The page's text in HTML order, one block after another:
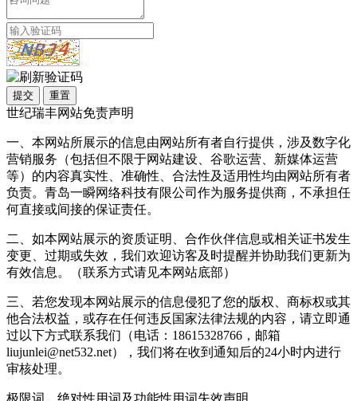
提交 重置
世纪瑞丰网站免责声明
一、本网站所展示的信息由网站所有者自行提供，涉及数字化
营销服务（包括但不限于网站建设、谷歌运营、新媒体运营
等）的内容真实性、准确性、合法性及适用性均由网站所有者
负责。青岛一瞬网络科技有限公司作为服务提供商，不承担任
何直接或间接的保证责任。
二、如本网站展示的资质证明、合作伙伴信息或相关证书发生
变更、过期或失效，我们欢迎访客及时提醒并协助我们更新为
有效信息。（联系方式请见本网站底部）
三、若您发现本网站展示的信息侵犯了您的版权、商标权或其
他合法权益，或存在任何违反国家法律法规的内容，请立即通
过以下方式联系我们（电话：18615328766，邮箱
liujunlei@net532.net），我们将在收到通知后的24小时内进行
审核处理。
极限词、绝对性用词及功能性用词失效声明